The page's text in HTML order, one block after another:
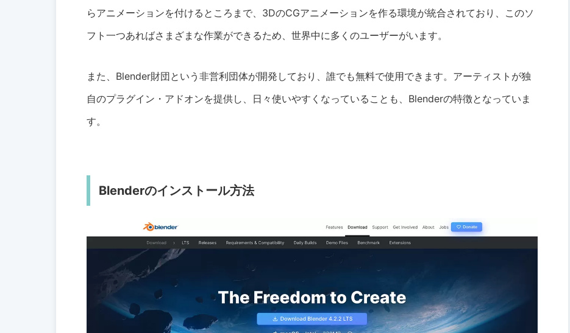
らアニメーションを付けるところまで、3DのCGアニメーションを作る環境が統合されており、このソ
フト一つあればさまざまな作業ができるため、世界中に多くのユーザーがいます。
また、Blender財団という非営利団体が開発しており、誰でも無料で使用できます。アーティストが独
自のプラグイン・アドオンを提供し、日々使いやすくなっていることも、Blenderの特徴となっていま
す。
Blenderのインストール方法